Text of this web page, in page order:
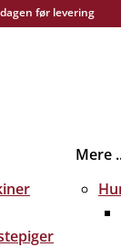
før levering
Mere